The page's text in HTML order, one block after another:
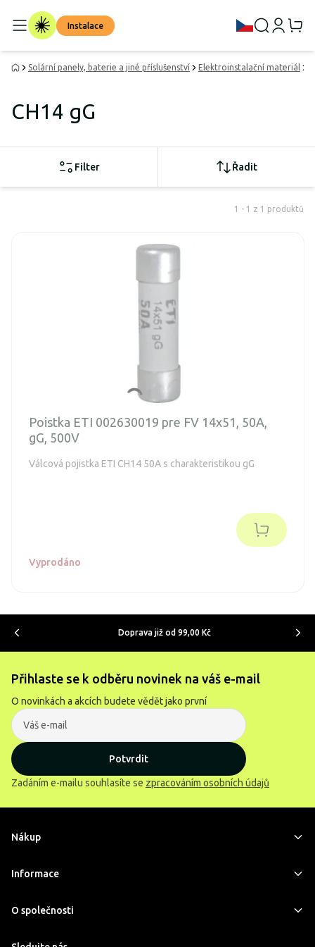
Instalace
Solární panely, baterie a jiné příslušenství Elektroinstalační materiál
CH14 gG
Filter Řadit
1 - 1 z 1 produktů
Poistka ETI 002630019 pre FV 14x51, 50A,
gG, 500V
Válcová pojistka ETI CH14 50A s charakteristikou gG
Vyprodáno
Doprava již od 99,00 Kč
Přihlaste se k odběru novinek na váš e-mail
O novinkách a akcích budete vědět jako první
Potvrdit
Zadáním e-mailu souhlasíte se zpracováním osobních údajů
Nákup
Informace
O společnosti